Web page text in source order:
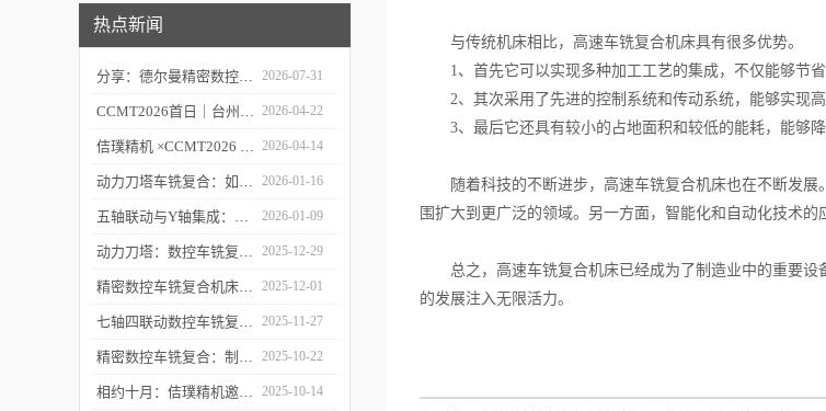
热点新闻
分享：德尔曼精密数控车铣复合的故障处理经验 2026-07-31
CCMT2026首日｜台州市委常委、市政府副市长李昌明等领导莅临台州德尔曼机床展台视察指导，共话工业母机新未来 2026-04-22
佶璞精机 ×CCMT2026 | 双主轴车铣复合硬核亮相，以新质生产力定义中国智造 2026-04-14
动力刀塔车铣复合：如何实现“一次装夹，完整加工”？ 2026-01-16
五轴联动与Y轴集成：深度剖析精密数控车铣复合机床的核心技术突破 2026-01-09
动力刀塔：数控车铣复合机床的“心脏”如何实现车铣一体化？ 2025-12-29
精密数控车铣复合机床的“五轴联动”技术探秘 2025-12-01
七轴四联动数控车铣复合机床：复杂零件一体化加工解决方案 2025-11-27
精密数控车铣复合：制造业升级的“核心引擎” 2025-10-22
相约十月：佶璞精机邀您共赴CMES 2025 共启机床改革新征程 2025-10-14
与传统机床相比，高速车铣复合机床具有很多优势。
1、首先它可以实现多种加工工艺的集成，不仅能够节省
2、其次采用了先进的控制系统和传动系统，能够实现高
3、最后它还具有较小的占地面积和较低的能耗，能够降
随着科技的不断进步，高速车铣复合机床也在不断发展
围扩大到更广泛的领域。另一方面，智能化和自动化技术
总之，高速车铣复合机床已经成为了制造业中的重要设
的发展注入无限活力。